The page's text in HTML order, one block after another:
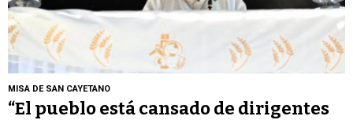
MISA DE SAN CAYETANO
“El pueblo está cansado de dirigentes